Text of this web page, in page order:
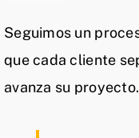
Seguimos un
que cada cliente
avanza su proyecto.